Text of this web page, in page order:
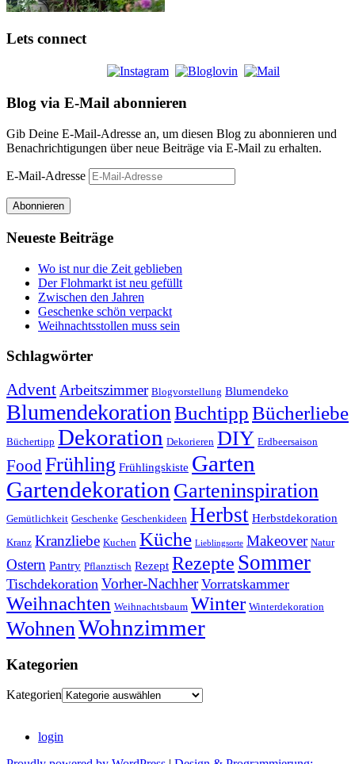
Lets connect
Blog via E-Mail abonnieren
Gib Deine E-Mail-Adresse an, um diesen Blog zu abonnieren und
Benachrichtigungen über neue Beiträge via E-Mail zu erhalten.
E-Mail-Adresse
Abonnieren
Neueste Beiträge
Wo ist nur die Zeit geblieben
Der Flohmarkt ist neu gefüllt
Zwischen den Jahren
Geschenke schön verpackt
Weihnachtsstollen muss sein
Schlagwörter
Advent Arbeitszimmer Blogvorstellung Blumendeko
Blumendekoration BuchtippBücherliebe
Büchertipp Dekoration Dekorieren DIY Erdbeersaison
FoodFrühling Frühlingskiste Garten
Gartendekoration Garteninspiration
Gemütlichkeit Geschenke Geschenkideen Herbst Herbstdekoration
Kranz Kranzliebe Kuchen Küche Lieblingsorte Makeover Natur
Ostern Pantry Pflanztisch Rezept Rezepte Sommer
Tischdekoration Vorher-Nachher Vorratskammer
Weihnachten Weihnachtsbaum Winter Winterdekoration
WohnenWohnzimmer
Kategorien
Kategorien
login